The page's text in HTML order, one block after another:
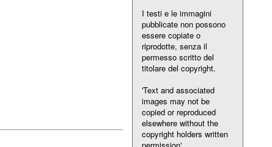
I testi e le immagini
pubblicate non possono
essere copiate o
riprodotte, senza il
permesso scritto del
titolare del copyright.
'Text and associated
images may not be
copied or reproduced
elsewhere without the
copyright holders written